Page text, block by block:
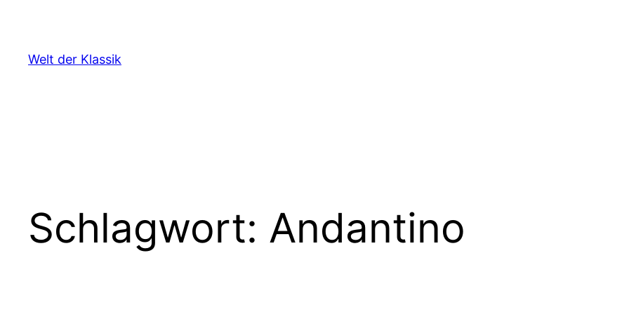
springen
Welt der Klassik
Schlagwort: Andantino